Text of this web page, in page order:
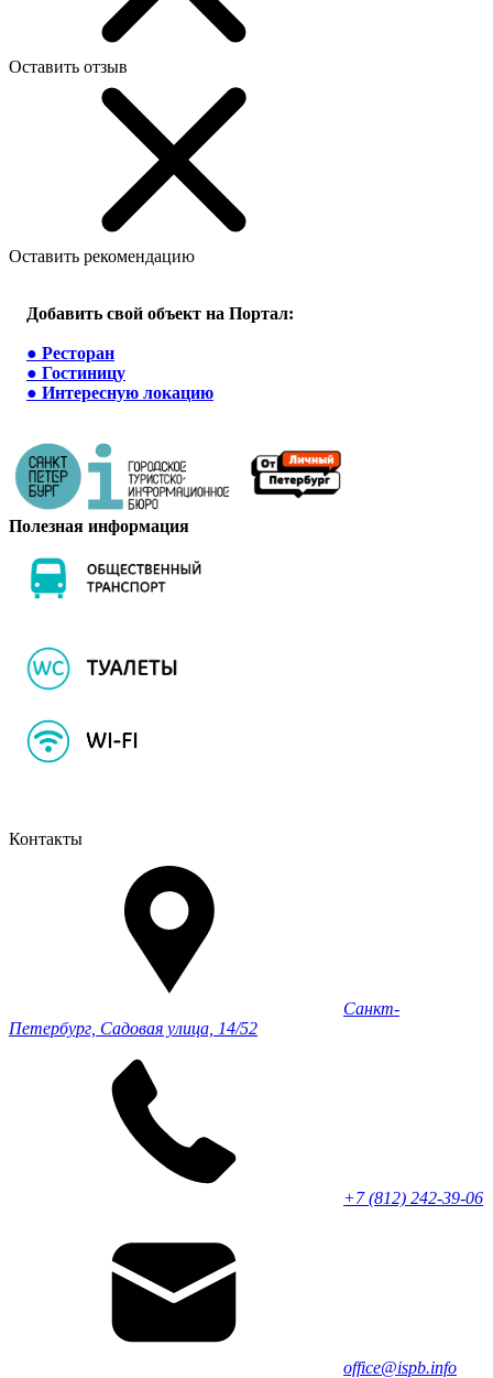
Оставить отзыв
Оставить рекомендацию
Добавить свой объект на Портал:
● Ресторан
● Гостиницу
● Интересную локацию
Полезная информация
Контакты
Санкт-
Петербург, Садовая улица, 14/52
+7 (812) 242-39-06
office@ispb.info